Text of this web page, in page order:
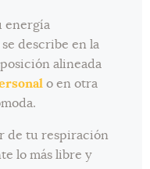
energía
describe en la
alineada
o en otra
de tu respiración
lo más libre y